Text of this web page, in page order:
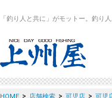
「釣り人と共に」がモットー。釣り
> > >